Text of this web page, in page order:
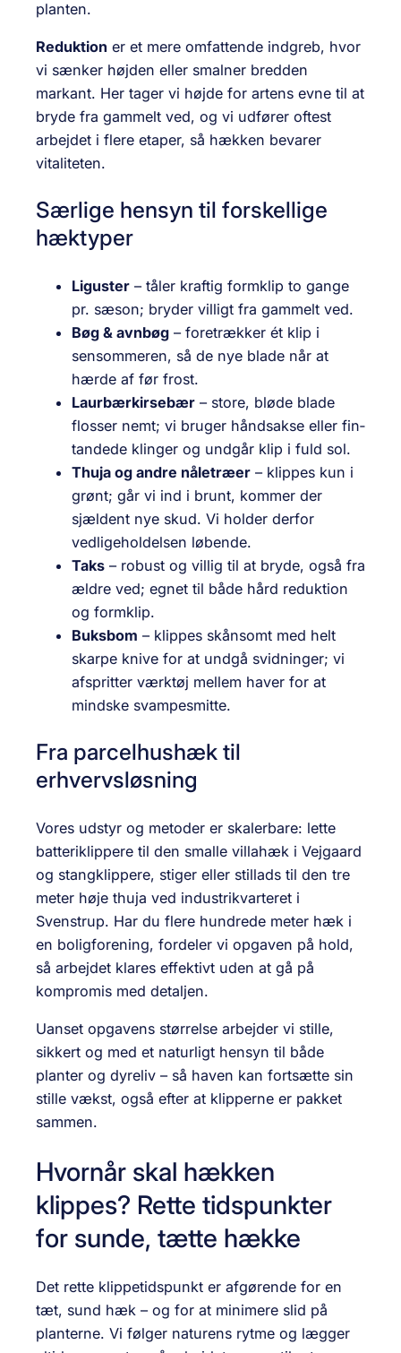
planten.
Reduktion er et mere omfattende indgreb, hvor
vi sænker højden eller smalner bredden
markant. Her tager vi højde for artens evne til at
bryde fra gammelt ved, og vi udfører oftest
arbejdet i flere etaper, så hækken bevarer
vitaliteten.
Særlige hensyn til forskellige
hæktyper
Liguster – tåler kraftig formklip to gange
pr. sæson; bryder villigt fra gammelt ved.
Bøg & avnbøg – foretrækker ét klip i
sensommeren, så de nye blade når at
hærde af før frost.
Laurbærkirsebær – store, bløde blade
flosser nemt; vi bruger håndsakse eller fin­
tandede klinger og undgår klip i fuld sol.
Thuja og andre nåletræer – klippes kun i
grønt; går vi ind i brunt, kommer der
sjældent nye skud. Vi holder derfor
vedligeholdelsen løbende.
Taks – robust og villig til at bryde, også fra
ældre ved; egnet til både hård reduktion
og formklip.
Buksbom – klippes skånsomt med helt
skarpe knive for at undgå svidninger; vi
afspritter værktøj mellem haver for at
mindske svampesmitte.
Fra parcelhushæk til
erhvervsløsning
Vores udstyr og metoder er skalerbare: lette
batteriklippere til den smalle villahæk i Vejgaard
og stangklippere, stiger eller stillads til den tre
meter høje thuja ved industrikvarteret i
Svenstrup. Har du flere hundrede meter hæk i
en boligforening, fordeler vi opgaven på hold,
så arbejdet klares effektivt uden at gå på
kompromis med detaljen.
Uanset opgavens størrelse arbejder vi stille,
sikkert og med et naturligt hensyn til både
planter og dyreliv – så haven kan fortsætte sin
stille vækst, også efter at klipperne er pakket
sammen.
Hvornår skal hækken
klippes? Rette tidspunkter
for sunde, tætte hække
Det rette klippetidspunkt er afgørende for en
tæt, sund hæk – og for at minimere slid på
planterne. Vi følger naturens rytme og lægger